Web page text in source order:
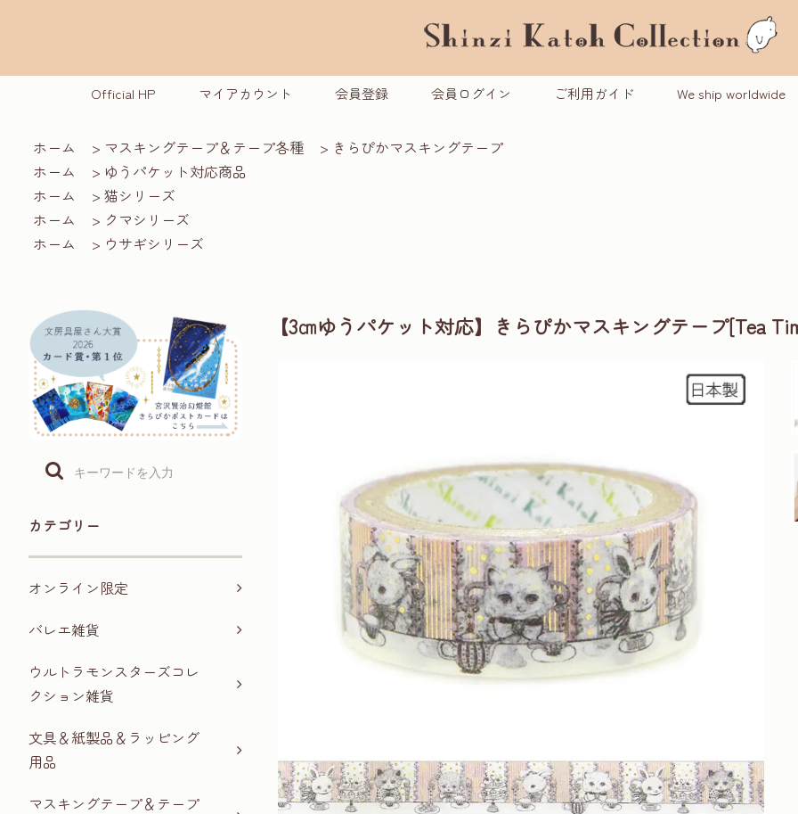
Official HP マイアカウント 会員登録 会員ログイン ご利用ガイド We ship worldwide
ホーム > マスキングテープ＆テープ各種 > きらぴかマスキングテープ
ホーム
> ゆうパケット対応商品
ホーム
> 猫シリーズ
ホーム
> クマシリーズ
ホーム
> ウサギシリーズ
カテゴリー
オンライン限定
バレエ雑貨
ウルトラモンスターズコレ
クション雑貨
文具＆紙製品＆ラッピング
用品
マスキングテープ＆テープ
【3㎝ゆうパケット対応】きらぴかマスキングテープ[Tea